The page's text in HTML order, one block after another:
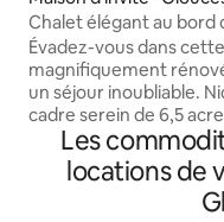
County
Chalet élégant au bord
avec spa et vue sur un
Évadez-vous dans
magnifiquement
un séjour inoubliable.
cadre serein de 6,5
privée sur le ruisseau,
quelques minutes des
brasseries et des
vous avec des
Les
locations de